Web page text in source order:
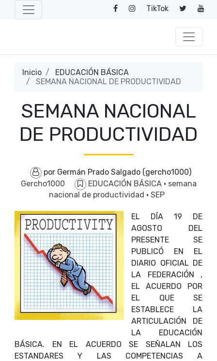
TikTok
Inicio
EDUCACIÓN BÁSICA
SEMANA NACIONAL DE PRODUCTIVIDAD
SEMANA NACIONAL
DE PRODUCTIVIDAD
por Germán Prado Salgado (gercho1000)
Gercho1000
EDUCACIÓN BÁSICA · semana
nacional de productividad · SEP
EL DÍA 19 DE
AGOSTO DEL
PRESENTE SE
PUBLICÓ EN EL
DIARIO OFICIAL DE
LA FEDERACIÓN ,
EL ACUERDO POR
EL QUE SE
ESTABLECE LA
ARTICULACIÓN DE
LA EDUCACIÓN
BÁSICA. EN EL ACUERDO SE SEÑALAN LOS
ESTANDARES Y LAS COMPETENCIAS A